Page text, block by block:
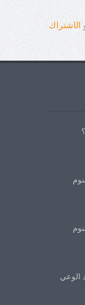
الاشتراك
الوعي